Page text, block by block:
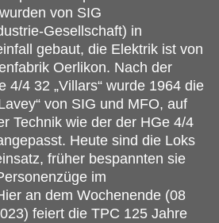
von SIG
Gesellschaft) in
gebaut, die Elektrik ist von
Oerlikon. Nach der
4/4 32 „Villars“ wurde 1964 die
von SIG und MFO, auf
Technik wie der der HGe 4/4
Heute sind die Loks
früher bespannten sie
im
an dem Wochenende (08
feiert die TPC 125 Jahre